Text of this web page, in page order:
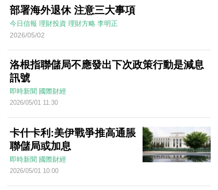
部署海外退休 注意三大事項
今日信報 理財投資 理財方略 李明正
2026/05/02
洛根指聯儲局不應發出下次政策行動是減息
訊號
即時新聞 國際財經
2026/05/01 11:30
卡什卡利:美伊戰爭推高通脹
聯儲局或加息
即時新聞 國際財經
2026/05/01 10:00